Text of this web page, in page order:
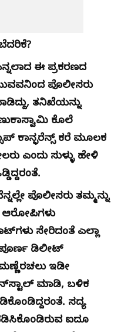
ಈ ಪ್ರಕರಣದ
ಪೊಲೀಸರು
ತನಿಖೆಯನ್ನು
ಕೊಲೆ
ಕಾನ್ಫರೆನ್ಸ್ ಕರೆ ಮೂಲಕ
ಎಂದು ಸುಳ್ಳು ಹೇಳಿ
ಪೊಲೀಸರು ತಮ್ಮನ್ನು
ಆರೋಪಿಗಳು
ಸೇರಿದಂತೆ ಎಲ್ಲಾ
ಡಿಲೀಟ್
ಇಡೀ
ಮಾಡಿ, ಬಳಿಕ
ಸದ್ಯ
ಐದೂ